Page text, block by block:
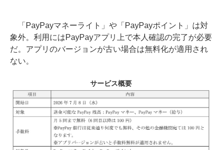
「PayPayマネーライト」や「PayPayポイント」は対
象外。利用にはPayPayアプリ上で本人確認の完了が必要
だ。アプリのバージョンが古い場合は無料化が適用され
ない。
サービス概要